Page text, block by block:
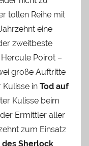
tollen Reihe mit
eine
zweitbeste
Poirot –
große Auftritte
in Tod auf
Kulisse beim
Ermittler aller
zum Einsatz
des Sherlock